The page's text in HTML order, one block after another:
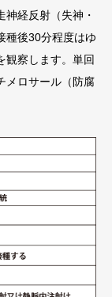
経反射（失神・
種後30分程度はゆ
観察します。単回
メロサール（防腐